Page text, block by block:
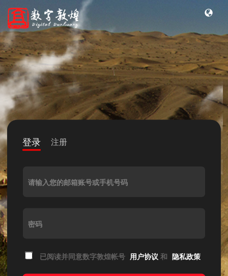
登录 注册
请输入您的邮箱账号或手机号码
密码
已阅读并同意数字敦煌帐号 用户协议 和 隐私政策